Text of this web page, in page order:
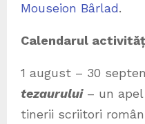
Mouseion Bârlad.
Calendarul
1 august – 30
tezaurului– un apel
tinerii scriitori